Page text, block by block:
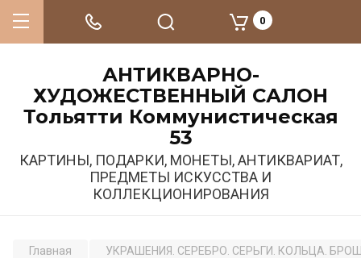
АНТИКВАРНО-
ХУДОЖЕСТВЕННЫЙ САЛОН
Тольятти Коммунистическая
53
КАРТИНЫ, ПОДАРКИ, МОНЕТЫ, АНТИКВАРИАТ,
ПРЕДМЕТЫ ИСКУССТВА И
КОЛЛЕКЦИОНИРОВАНИЯ
0
Главная УКРАШЕНИЯ. СЕРЕБРО. СЕРЬГИ. КОЛЬЦА.